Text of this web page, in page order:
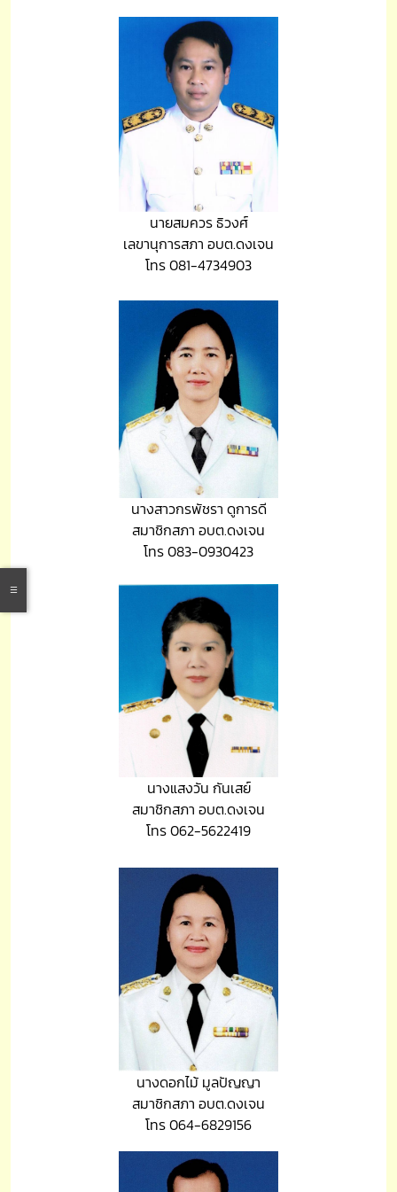
นายสมควร ธิวงศ์
เลขานุการสภา อบต.ดงเจน
โทร 081-4734903
นางสาวกรพัชรา ดูการดี
สมาชิกสภา อบต.ดงเจน
โทร 083-0930423
นางแสงวัน กันเสย์
สมาชิกสภา อบต.ดงเจน
โทร 062-5622419
นางดอกไม้ มูลปัญญา
สมาชิกสภา อบต.ดงเจน
โทร 064-6829156